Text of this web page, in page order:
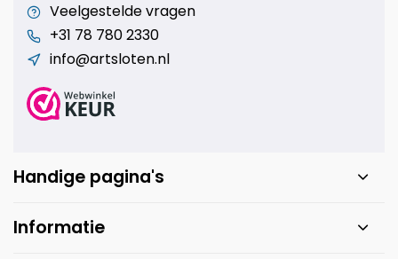
Veelgestelde vragen
+31 78 780 2330
info@artsloten.nl
Handige pagina's
Informatie